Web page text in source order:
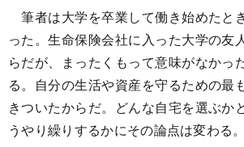
筆者は大学を卒業して働き始めたと
った。生命保険会社に入った大学の友
らだが、まったくもって意味がなかっ
る。自分の生活や資産を守るための最
きついたからだ。どんな自宅を選ぶか
うやり繰りするかにその論点は変わる。